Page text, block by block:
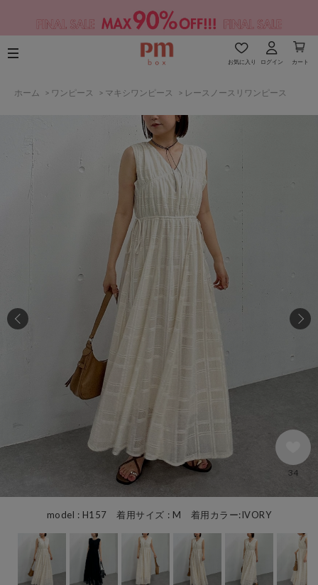
お気に入り ログイン カート
ホーム > ワンピース > マキシワンピース > レースノースリワンピース
model : H157 着用サイズ : M 着用カラー:IVORY
34